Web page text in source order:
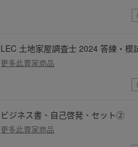
LEC 土地家屋調査士 2024 答練・模
更多此賣家商品
ビジネス書、自己啓発、セット②
更多此賣家商品